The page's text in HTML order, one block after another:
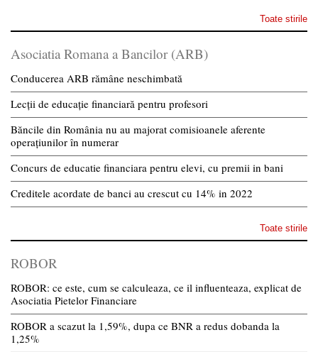
Toate stirile
Asociatia Romana a Bancilor (ARB)
Conducerea ARB rămâne neschimbată
Lecții de educație financiară pentru profesori
Băncile din România nu au majorat comisioanele aferente
operațiunilor în numerar
Concurs de educatie financiara pentru elevi, cu premii in bani
Creditele acordate de banci au crescut cu 14% in 2022
Toate stirile
ROBOR
ROBOR: ce este, cum se calculeaza, ce il influenteaza, explicat de
Asociatia Pietelor Financiare
ROBOR a scazut la 1,59%, dupa ce BNR a redus dobanda la
1,25%